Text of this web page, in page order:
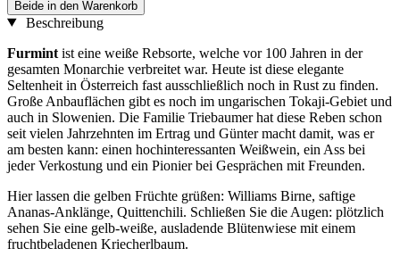
Beide in den Warenkorb
Beschreibung
Furmint ist eine weiße Rebsorte, welche vor 100 Jahren in der
gesamten Monarchie verbreitet war. Heute ist diese elegante
Seltenheit in Österreich fast ausschließlich noch in Rust zu finden.
Große Anbauflächen gibt es noch im ungarischen Tokaji-Gebiet und
auch in Slowenien. Die Familie Triebaumer hat diese Reben schon
seit vielen Jahrzehnten im Ertrag und Günter macht damit, was er
am besten kann: einen hochinteressanten Weißwein, ein Ass bei
jeder Verkostung und ein Pionier bei Gesprächen mit Freunden.
Hier lassen die gelben Früchte grüßen: Williams Birne, saftige
Ananas-Anklänge, Quittenchili. Schließen Sie die Augen: plötzlich
sehen Sie eine gelb-weiße, ausladende Blütenwiese mit einem
fruchtbeladenen Kriecherlbaum.